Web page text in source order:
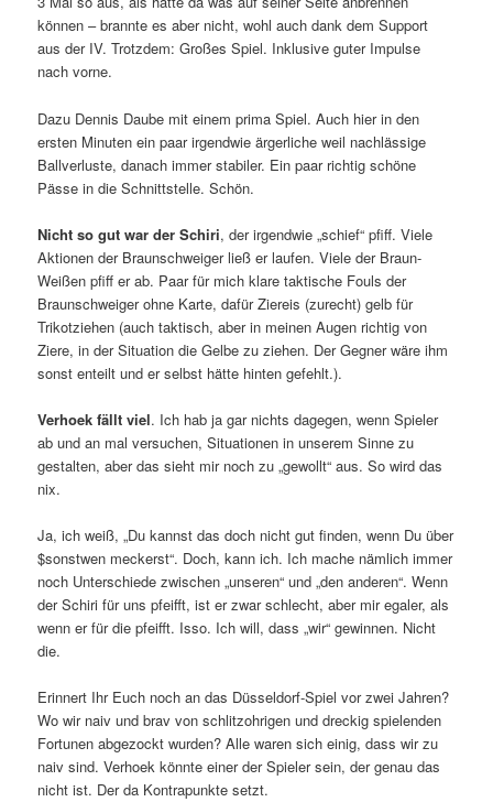
können – brannte es aber nicht, wohl auch dank dem Support
aus der IV. Trotzdem: Großes Spiel. Inklusive guter Impulse
nach vorne.
Dazu Dennis Daube mit einem prima Spiel. Auch hier in den
ersten Minuten ein paar irgendwie ärgerliche weil nachlässige
Ballverluste, danach immer stabiler. Ein paar richtig schöne
Pässe in die Schnittstelle. Schön.
Nicht so gut war der Schiri, der irgendwie „schief“ pfiff. Viele
Aktionen der Braunschweiger ließ er laufen. Viele der Braun-
Weißen pfiff er ab. Paar für mich klare taktische Fouls der
Braunschweiger ohne Karte, dafür Ziereis (zurecht) gelb für
Trikotziehen (auch taktisch, aber in meinen Augen richtig von
Ziere, in der Situation die Gelbe zu ziehen. Der Gegner wäre ihm
sonst enteilt und er selbst hätte hinten gefehlt.).
Verhoek fällt viel. Ich hab ja gar nichts dagegen, wenn Spieler
ab und an mal versuchen, Situationen in unserem Sinne zu
gestalten, aber das sieht mir noch zu „gewollt“ aus. So wird das
nix.
Ja, ich weiß, „Du kannst das doch nicht gut finden, wenn Du über
$sonstwen meckerst“. Doch, kann ich. Ich mache nämlich immer
noch Unterschiede zwischen „unseren“ und „den anderen“. Wenn
der Schiri für uns pfeifft, ist er zwar schlecht, aber mir egaler, als
wenn er für die pfeifft. Isso. Ich will, dass „wir“ gewinnen. Nicht
die.
Erinnert Ihr Euch noch an das Düsseldorf-Spiel vor zwei Jahren?
Wo wir naiv und brav von schlitzohrigen und dreckig spielenden
Fortunen abgezockt wurden? Alle waren sich einig, dass wir zu
naiv sind. Verhoek könnte einer der Spieler sein, der genau das
nicht ist. Der da Kontrapunkte setzt.